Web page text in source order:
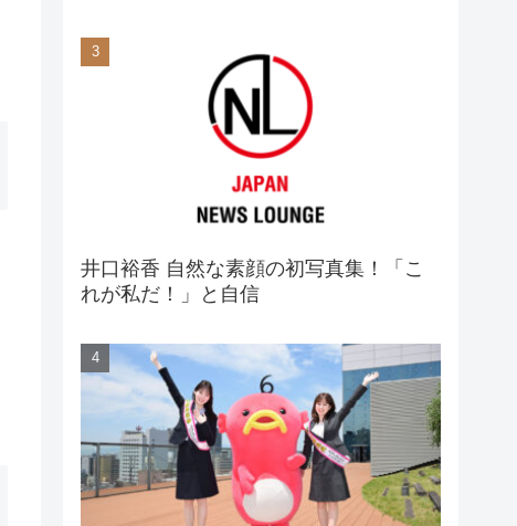
井口裕香 自然な素顔の初写真集！「こ
れが私だ！」と自信